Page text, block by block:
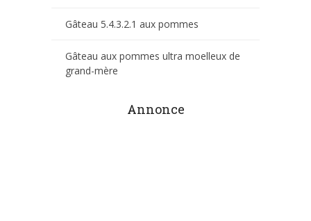
Gâteau 5.4.3.2.1 aux pommes
Gâteau aux pommes ultra moelleux de
grand-mère
Annonce